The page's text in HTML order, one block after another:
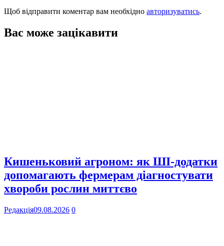
Щоб відправити коментар вам необхідно авторизуватись.
Вас може зацікавити
Кишеньковий агроном: як ШІ-додатки
допомагають фермерам діагностувати
хвороби рослин миттєво
Редакція09.08.2026 0